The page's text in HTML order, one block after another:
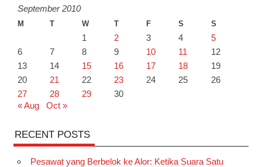
September 2010
M T W T F S S
1 2 3 4
5
6
7 8 9 10 11
12
13
14 15 16 17 18
19
20
21 22 23 24 25
26
27
28 29
30
« Aug
Oct »
RECENT POSTS
Pesawat yang Berbelok ke Alor: Ketika Suara Satu